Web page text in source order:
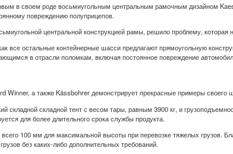
в своем роде восьмиугольным центральным рамочным дизайном
повреждению полуприцепов.
центральной конструкцией рамы, решило проблему, которая
остальные контейнерные шасси предлагают прямоугольную
в отрасли поломкам, включая постоянное повреждение
Winner, а также Kässbohrer демонстрирует прекрасные примеры своего
складной тент с весом тары, равным 3900 кг, и
для более длительного срока службы продукта.
100 мм для максимальной высоты при перевозке тяжелых грузов.
без каких-либо дополнительных требований.